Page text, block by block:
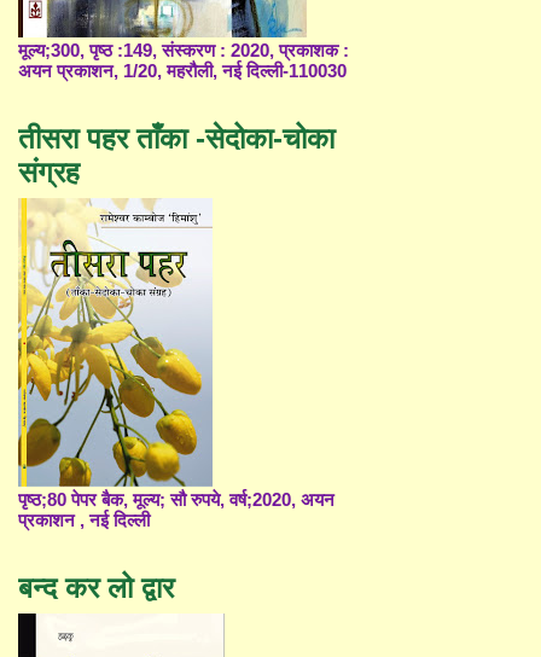
मूल्य;300, पृष्ठ :149, संस्करण : 2020, प्रकाशक :
अयन प्रकाशन, 1/20, महरौली, नई दिल्ली-110030
तीसरा पहर ताँका -सेदोका-चोका
संग्रह
पृष्ठ;80 पेपर बैक, मूल्य; सौ रुपये, वर्ष;2020, अयन
प्रकाशन , नई दिल्ली
बन्द कर लो द्वार